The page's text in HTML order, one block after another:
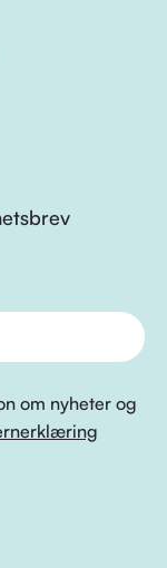
om nyheter og